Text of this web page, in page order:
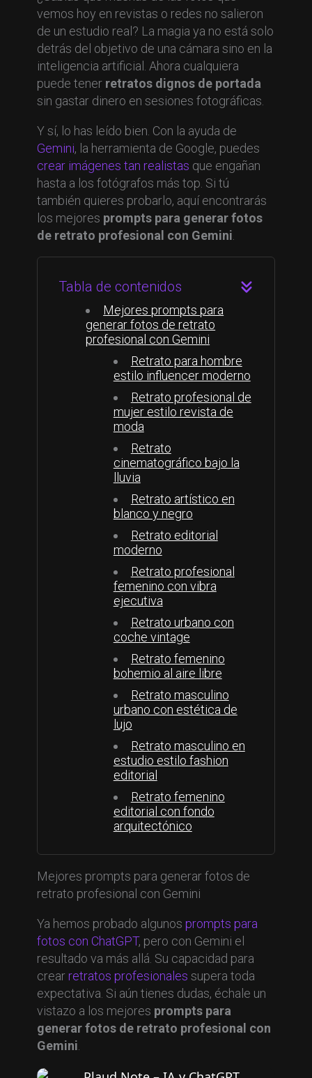
vemos hoy en revistas o redes no salieron
de un estudio real? La magia ya no está solo
detrás del objetivo de una cámara sino en la
inteligencia artificial. Ahora cualquiera
puede tener retratos dignos de portada
sin gastar dinero en sesiones fotográficas.
Y sí, lo has leído bien. Con la ayuda de
Gemini, la herramienta de Google, puedes
crear imágenes tan realistas que engañan
hasta a los fotógrafos más top. Si tú
también quieres probarlo, aquí encontrarás
los mejores prompts para generar fotos
de retrato profesional con Gemini
Tabla de contenidos
Mejores prompts para
generar fotos de retrato
profesional con Gemini
Retrato para hombre
estilo influencer moderno
Retrato profesional de
mujer estilo revista de
moda
Retrato
cinematográfico bajo la
lluvia
Retrato artístico en
blanco y negro
Retrato editorial
moderno
Retrato profesional
femenino con vibra
ejecutiva
Retrato urbano con
coche vintage
Retrato femenino
bohemio al aire libre
Retrato masculino
urbano con estética de
lujo
Retrato masculino en
estudio estilo fashion
editorial
Retrato femenino
editorial con fondo
arquitectónico
Mejores prompts para generar fotos de
retrato profesional con Gemini
Ya hemos probado algunos prompts para
fotos con ChatGPT, pero con Gemini el
resultado va más allá. Su capacidad para
crearretratos profesionales supera toda
expectativa. Si aún tienes dudas, échale un
vistazo a los mejores prompts para
generar fotos de retrato profesional con
Gemini